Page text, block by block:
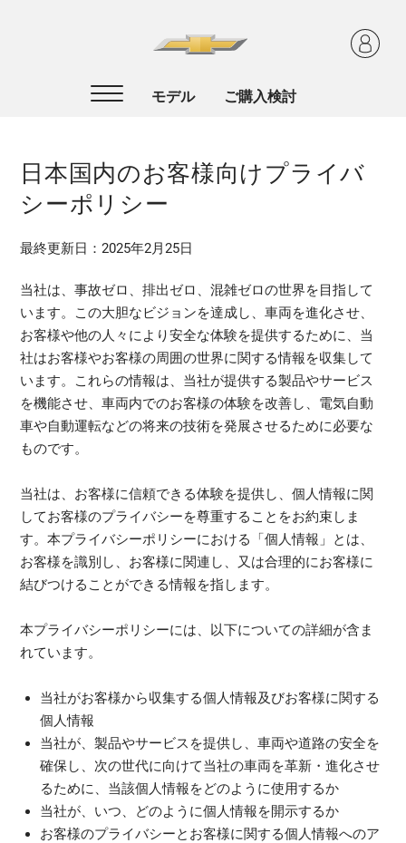
日本国内のお客様向けプライバ
シーポリシー
最終更新日：2025年2月25日
当社は、事故ゼロ、排出ゼロ、混雑ゼロの世界を目指して
います。この大胆なビジョンを達成し、車両を進化させ、
お客様や他の人々により安全な体験を提供するために、当
社はお客様やお客様の周囲の世界に関する情報を収集して
います。これらの情報は、当社が提供する製品やサービス
を機能させ、車両内でのお客様の体験を改善し、電気自動
車や自動運転などの将来の技術を発展させるために必要な
ものです。
当社は、お客様に信頼できる体験を提供し、個人情報に関
してお客様のプライバシーを尊重することをお約束しま
す。本プライバシーポリシーにおける「個人情報」とは、
お客様を識別し、お客様に関連し、又は合理的にお客様に
結びつけることができる情報を指します。
本プライバシーポリシーには、以下についての詳細が含ま
れています。
当社がお客様から収集する個人情報及びお客様に関する
個人情報
当社が、製品やサービスを提供し、車両や道路の安全を
確保し、次の世代に向けて当社の車両を革新・進化させ
るために、当該個人情報をどのように使用するか
当社が、いつ、どのように個人情報を開示するか
お客様のプライバシーとお客様に関する個人情報へのア